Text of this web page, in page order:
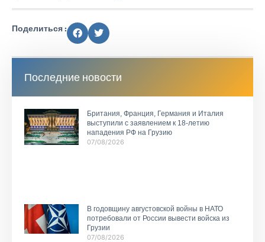
Поделиться :
Последние новости
Британия, Франция, Германия и Италия
выступили с заявлением к 18-летию
нападения РФ на Грузию
07/08/2026
В годовщину августовской войны в НАТО
потребовали от России вывести войска из
Грузии
07/08/2026